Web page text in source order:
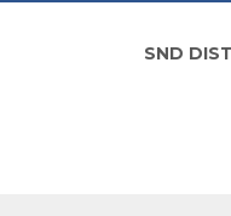
SND